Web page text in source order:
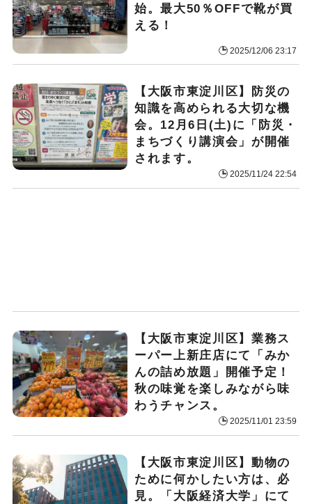
始。最大50％OFFで靴が買
える！
2025/12/06 23:17
【大阪市東淀川区】防災の
知識を高められる大切な機
会。12月6日(土)に「防災・
まちづくり講演会」が開催
されます。
2025/11/24 22:54
【大阪市東淀川区】業務ス
ーパー上新庄店にて「みか
んの詰め放題」開催予定！
秋の味覚を楽しみながら味
わうチャンス。
2025/11/01 23:59
【大阪市東淀川区】動物の
ために何かしたい方は、必
見。「大阪経済大学」にて